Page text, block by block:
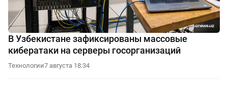
В Узбекистане зафиксированы массовые
кибератаки на серверы госорганизаций
Технологии7 августа 18:34